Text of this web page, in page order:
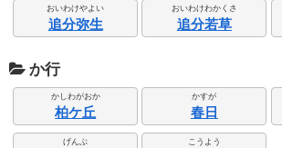
おいわけやよい
追分弥生
おいわけわかくさ
追分若草
か行
かしわがおか
柏ケ丘
かすが
春日
げんぶ こうよう